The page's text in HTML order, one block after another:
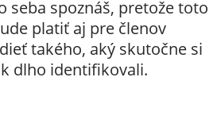
seba spoznáš, pretože toto
platiť aj pre členov
takého, aký skutočne si
dlho identifikovali.